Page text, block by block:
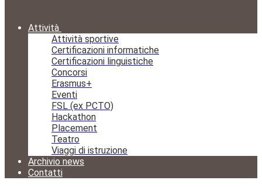
Attività
Attività sportive
Certificazioni informatiche
Certificazioni linguistiche
Concorsi
Erasmus+
Eventi
FSL (ex PCTO)
Hackathon
Placement
Teatro
Viaggi di istruzione
Archivio news
Contatti